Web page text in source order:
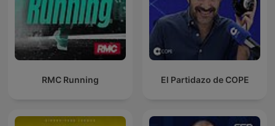
RMC Running El Partidazo de COPE